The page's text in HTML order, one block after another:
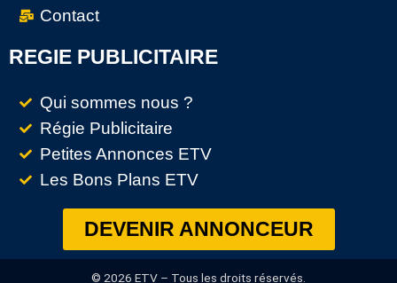
Contact
REGIE PUBLICITAIRE
Qui sommes nous ?
Régie Publicitaire
Petites Annonces ETV
Les Bons Plans ETV
DEVENIR ANNONCEUR
© 2026 ETV – Tous les droits réservés.